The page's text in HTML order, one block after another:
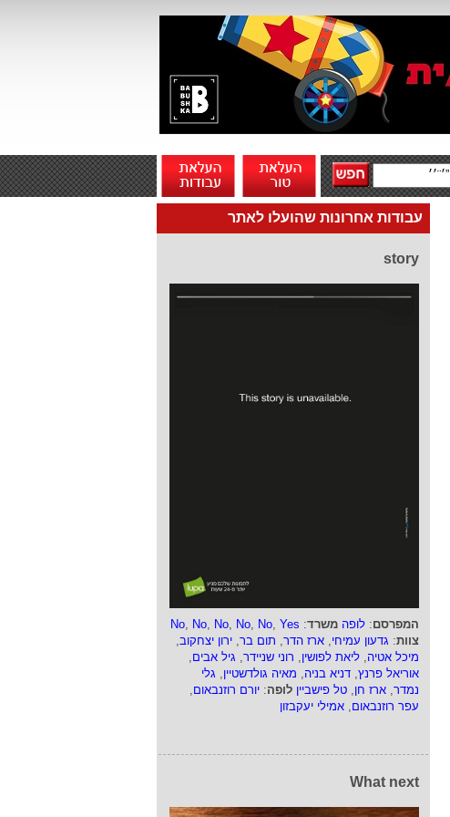
עבודות אחרונות שהועלו לאתר
story
המפרסם: לופה משרד:
No, No, No, No, No, Yes
צוות: גדעון עמיחי, ארז הדר, תום בר, ירון יצחקוב,
מיכל אטיה, ליאת לפושין, רוני שניידר, גיל אבים,
אוריאל פרנץ, דניא בניה, מאיה גולדשטיין, גלי
נמדר, ארז חן, טל פישביין לופה: יורם רוזנבאום,
עפר רוזנבאום, אמילי יעקבזון
What next